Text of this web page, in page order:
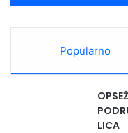
Popularno
LICA